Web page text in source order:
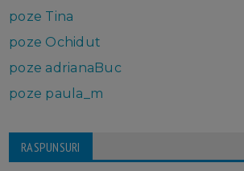
poze Tina
poze Ochidut
poze adrianaBuc
poze paula_m
RASPUNSURI